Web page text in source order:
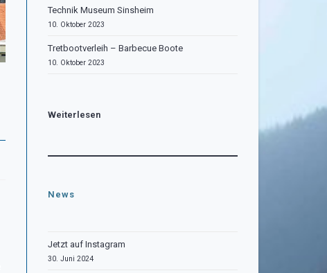
Technik Museum Sinsheim
10. Oktober 2023
Tretbootverleih – Barbecue Boote
10. Oktober 2023
Weiterlesen
News
Jetzt auf Instagram
30. Juni 2024